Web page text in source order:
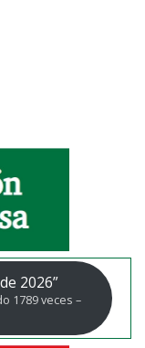
2026”
1789 veces –